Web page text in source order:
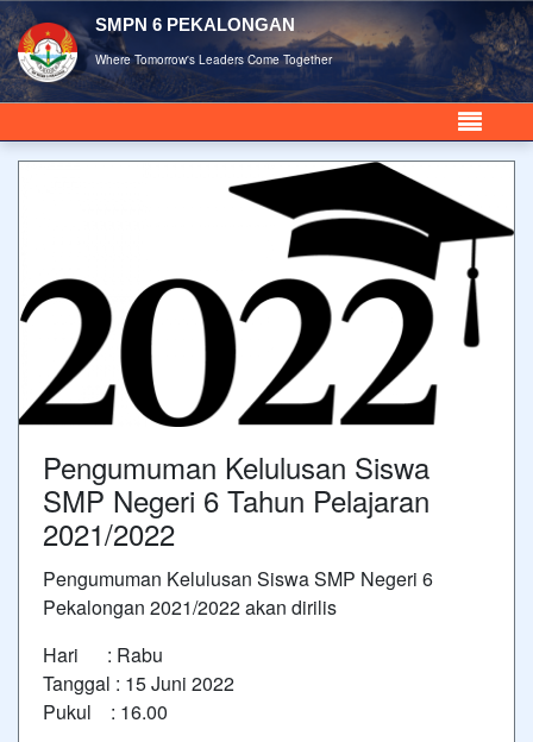
SMPN 6 PEKALONGAN
Where Tomorrow's Leaders Come Together
Pengumuman Kelulusan Siswa
SMP Negeri 6 Tahun Pelajaran
2021/2022
Pengumuman Kelulusan Siswa SMP Negeri 6
Pekalongan 2021/2022 akan dirilis
Hari : Rabu
Tanggal : 15 Juni 2022
Pukul : 16.00